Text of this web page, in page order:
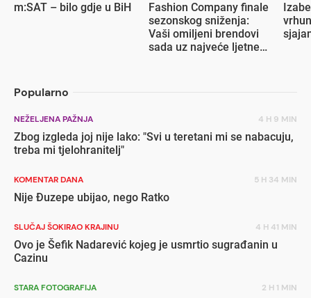
m:SAT – bilo gdje u BiH
Fashion Company finale
sezonskog sniženja:
Vaši omiljeni brendovi
sada uz najveće ljetne
Popularno
NEŽELJENA PAŽNJA 4 H 9 MIN
Zbog izgleda joj nije lako: "Svi u teretani mi se nabacuju,
treba mi tjelohranitelj"
KOMENTAR DANA 5 H 34 MIN
Nije Đuzepe ubijao, nego Ratko
SLUČAJ ŠOKIRAO KRAJINU 4 H 41 MIN
Ovo je Šefik Nadarević kojeg je usmrtio sugrađanin u
Cazinu
STARA FOTOGRAFIJA 2 H 1 MIN